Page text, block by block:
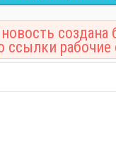
создана
ссылки рабочие